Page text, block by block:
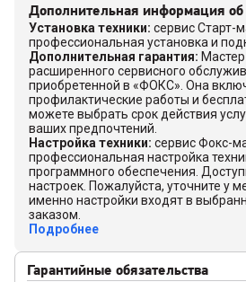
Дополнительная информация об
Установка техники: сервис Старт-
профессиональная установка и
Дополнительная гарантия:
расширенного сервисного
приобретенной в «ФОКС». Она
профилактические работы и
можете выбрать срок действия
ваших предпочтений.
Настройка техники: сервис Фокс-
профессиональная настройка
программного обеспечения.
настроек. Пожалуйста, уточните у
именно настройки входят в
заказом.
Подробнее
Гарантийные обязательства